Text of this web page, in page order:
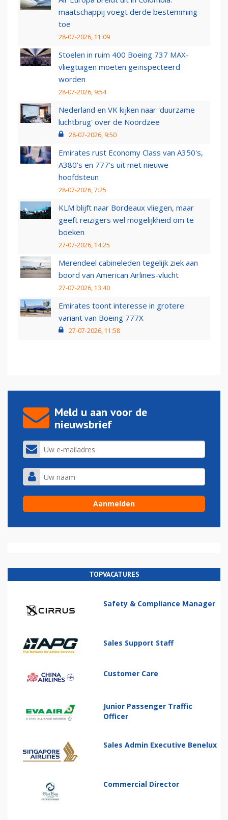
maatschappij voegt derde bestemming
toe
28-07-2026, 11:09
Stoelen in ruim 400 Boeing 737 MAX-
vliegtuigen moeten geïnspecteerd
worden
28-07-2026, 9:54
Nederland en VK kijken naar 'duurzame
luchtbrug' over de Noordzee
28-07-2026, 9:50
Emirates rust Economy Class van A350's,
A380's en 777's uit met nieuwe
hoofdsteun
28-07-2026, 7:25
KLM blijft naar Bordeaux vliegen, maar
geeft reizigers wel mogelijkheid om te
boeken
27-07-2026, 14:25
Merendeel cabineleden tegelijk ziek aan
boord van American Airlines-vlucht
27-07-2026, 13:40
Emirates toont interesse in grotere
variant van Boeing 777X
27-07-2026, 11:58
Meld u aan voor de
nieuwsbrief
TOPVACATURES
Safety & Compliance Manager
Sales Support Staff
Customer Care
Junior Passenger Traffic
Officer
Sales Admin Executive Benelux
Commercial Director